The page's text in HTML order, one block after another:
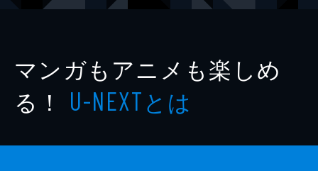
マンガもアニメも楽しめ
る！ U-NEXTとは